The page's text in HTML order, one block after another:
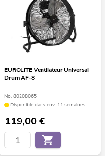
EUROLITE Ventilateur Universal
Drum AF-8
No. 80208065
Disponible dans env. 11 semaines.
119,00€